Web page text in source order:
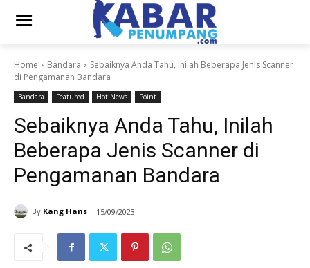
Home Bandara
Sebaiknya Anda Tahu, Inilah Beberapa Jenis Scanner
di Pengamanan Bandara
Bandara Featured Hot News Point
Sebaiknya Anda Tahu, Inilah
Beberapa Jenis Scanner di
Pengamanan Bandara
By Kang Hans 15/09/2023